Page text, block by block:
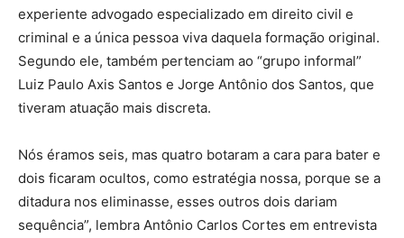
experiente advogado especializado em direito civil e
criminal e a única pessoa viva daquela formação original.
Segundo ele, também pertenciam ao “grupo informal”
Luiz Paulo Axis Santos e Jorge Antônio dos Santos, que
tiveram atuação mais discreta.
Nós éramos seis, mas quatro botaram a cara para bater e
dois ficaram ocultos, como estratégia nossa, porque se a
ditadura nos eliminasse, esses outros dois dariam
sequência”, lembra Antônio Carlos Cortes em entrevista